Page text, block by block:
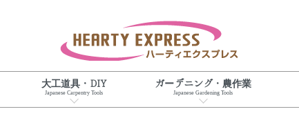
大工道具・DIY
Japanese Carpentry Tools
ガーデニング・農作業
Japanese Gardening Tools